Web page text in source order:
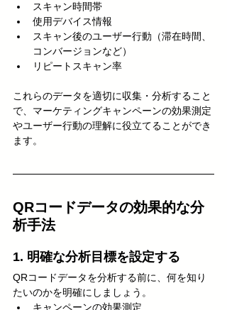
スキャン時間帯
使用デバイス情報
スキャン後のユーザー行動（滞在時間、
コンバージョンなど）
リピートスキャン率
これらのデータを適切に収集・分析すること
で、マーケティングキャンペーンの効果測定
やユーザー行動の理解に役立てることができ
ます。
QRコードデータの効果的な分
析手法
1. 明確な分析目標を設定する
QRコードデータを分析する前に、何を知り
たいのかを明確にしましょう。
キャンペーンの効果測定